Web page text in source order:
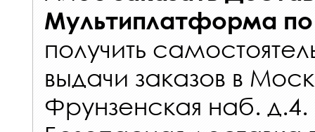
Мультиплатформа
получить
выдачи заказов в
Фрунзенская наб. д.4.